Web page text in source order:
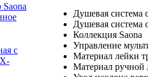
с
Душевая система
Душевая система
Коллекция Saona
Управление
Материал лейки
Материал ручной